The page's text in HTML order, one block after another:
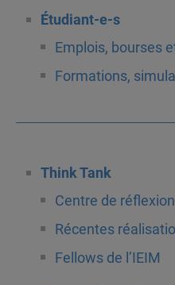
Étudiant-e-s
Emplois, bourses
Formations,
Think Tank
Centre de réflexion
Récentes
Fellows de l’IEIM